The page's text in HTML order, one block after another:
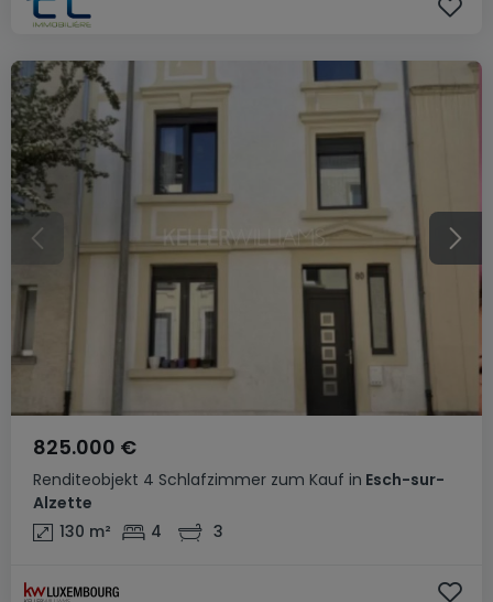
Renditeobjekt 4 Schlafzimmer zum Kauf in Esch-sur-
Alzette
825.000 €
130 m² 4 3